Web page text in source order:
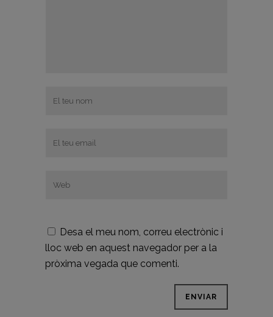
Desa el meu nom, correu electrònic i
lloc web en aquest navegador per a la
pròxima vegada que comenti.